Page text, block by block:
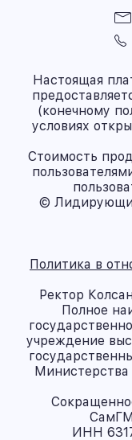
Настоящая
(конечному
условиях
Стоимость
©
Политика в
Ректор
Полное
учреждение
Министерства
ИНН